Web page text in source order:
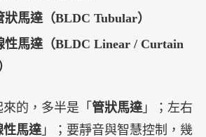
馬達（BLDC Tubular）
性馬達（BLDC Linear / Curtain
的，多半是「 管狀馬達 」；左右
性馬達 」；要靜音與智慧控制，幾